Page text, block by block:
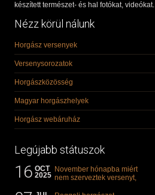
készített természet- és hal fotókat, videókat.
Nézz körül nálunk
Horgász versenyek
Versenysorozatok
Horgászközösség
Magyar horgászhelyek
Horgász webáruház
Legújabb státuszok
16 OCT
2025
November hónapba miért
nem szerveztek versenyt,